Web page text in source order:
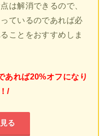
は解消できるので、
ているのであれば必
ことをおすすめしま
あれば20%オフになり
/
る